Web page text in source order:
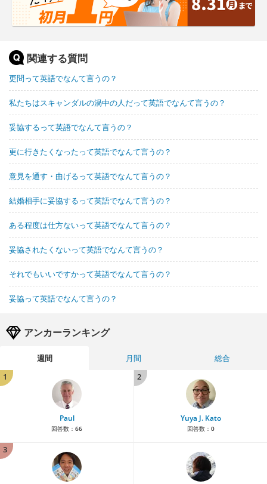
関連する質問
更問って英語でなんて言うの？
私たちはスキャンダルの渦中の人だって英語でなんて言うの？
妥協するって英語でなんて言うの？
更に行きたくなったって英語でなんて言うの？
意見を通す・曲げるって英語でなんて言うの？
結婚相手に妥協するって英語でなんて言うの？
ある程度は仕方ないって英語でなんて言うの？
妥協されたくないって英語でなんて言うの？
それでもいいですかって英語でなんて言うの？
妥協って英語でなんて言うの？
アンカーランキング
週間 月間
総合
1
Paul
回答数： 66
2
Yuya J. Kato
回答数： 0
3